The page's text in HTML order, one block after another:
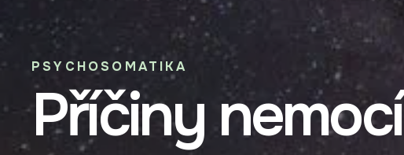
PSYCHOSOMATIKA
Příčiny nemocí